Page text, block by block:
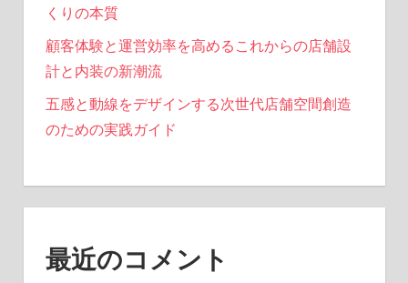
くりの本質
顧客体験と運営効率を高めるこれからの店舗設
計と内装の新潮流
五感と動線をデザインする次世代店舗空間創造
のための実践ガイド
最近のコメント